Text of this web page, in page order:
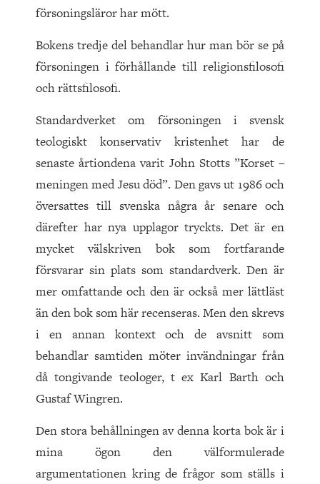
försoningsläror har mött.
Bokens tredje del behandlar hur man bör se på
försoningen i förhållande till religionsfilosofi
och rättsfilosofi.
Standardverket om försoningen i svensk
teologiskt konservativ kristenhet har de
senaste årtiondena varit John Stotts ”Korset –
meningen med Jesu död”. Den gavs ut 1986 och
översattes till svenska några år senare och
därefter har nya upplagor tryckts. Det är en
mycket välskriven bok som fortfarande
försvarar sin plats som standardverk. Den är
mer omfattande och den är också mer lättläst
än den bok som här recenseras. Men den skrevs
i en annan kontext och de avsnitt som
behandlar samtiden möter invändningar från
då tongivande teologer, t ex Karl Barth och
Gustaf Wingren.
Den stora behållningen av denna korta bok är i
mina ögon den välformulerade
argumentationen kring de frågor som ställs i